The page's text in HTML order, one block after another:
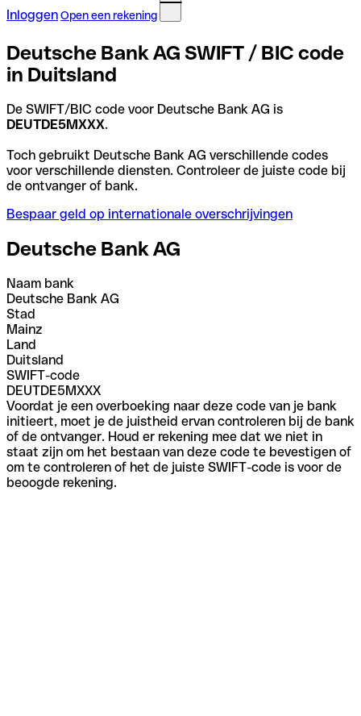
InloggenOpen een rekening
Deutsche Bank AG SWIFT / BIC code
in Duitsland
De SWIFT/BIC code voor Deutsche Bank AG is
DEUTDE5MXXX.
Toch gebruikt Deutsche Bank AG verschillende codes
voor verschillende diensten. Controleer de juiste code bij
de ontvanger of bank.
Bespaar geld op internationale overschrijvingen
Deutsche Bank AG
Naam bank
Deutsche Bank AG
Stad
Mainz
Land
Duitsland
SWIFT-code
DEUTDE5MXXX
Voordat je een overboeking naar deze code van je bank
initieert, moet je de juistheid ervan controleren bij de bank
of de ontvanger. Houd er rekening mee dat we niet in
staat zijn om het bestaan van deze code te bevestigen of
om te controleren of het de juiste SWIFT-code is voor de
beoogde rekening.